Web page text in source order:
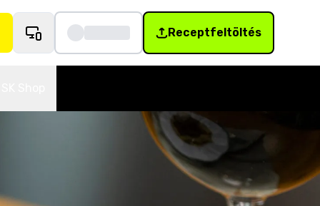
Receptfeltöltés